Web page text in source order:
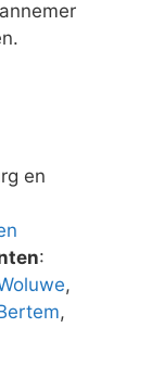
en
:
,
,